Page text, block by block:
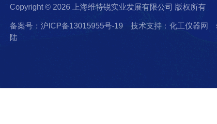
Copyright © 2026 上海维特锐实业发展有限公司 版权所有
备案号：沪ICP备13015955号-19 技术支持：化工仪器网
陆